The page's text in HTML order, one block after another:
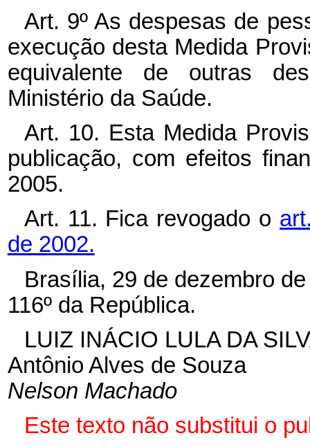
Art. 9º As despesas de
execução desta Medida
equivalente de outras
Ministério da Saúde.
Art. 10. Esta Medida
publicação, com efeitos
2005.
Art. 11. Fica revogado o
de 2002.
Brasília, 29 de dezembro
116º da República.
LUIZ INÁCIO LULA DA
Antônio Alves de Souza
Nelson Machado
Este texto não substitui o